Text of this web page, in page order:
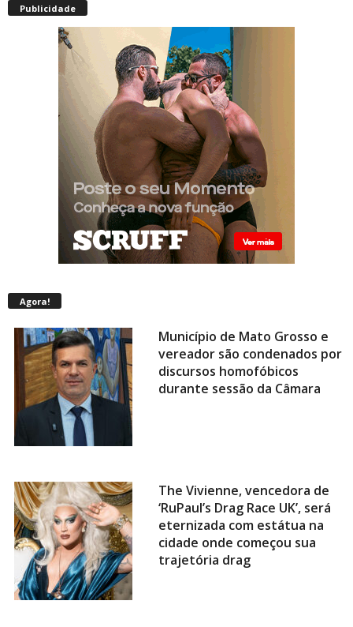
Publicidade
Agora!
Município de Mato Grosso e
vereador são condenados por
discursos homofóbicos
durante sessão da Câmara
The Vivienne, vencedora de
‘RuPaul’s Drag Race UK’, será
eternizada com estátua na
cidade onde começou sua
trajetória drag